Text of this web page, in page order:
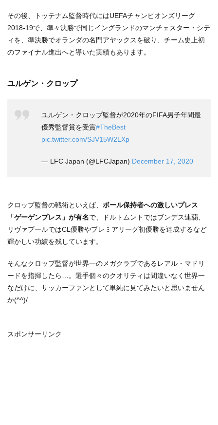
その後、トッテナム監督時代にはUEFAチャンピオンズリーグ
2018-19で、準々決勝で同じイングランドのマンチェスター・シテ
ィを、準決勝でオランダの名門アヤックスを破り、チーム史上初
のファイナル進出へと導いた実績もあります。
ユルゲン・クロップ
ユルゲン・クロップ監督が2020年のFIFA男子年間最
優秀監督賞を受賞#TheBest
pic.twitter.com/SJV15W2LXp
— LFC Japan (@LFCJapan) December 17, 2020
クロップ監督の戦術といえば、 ボール保持者への激しいプレス
「ゲーゲンプレス」が有名で、ドルトムントではブンデス連覇、
リヴァプールではCL優勝やプレミアリーグ初優勝を達成するなど
輝かしい功績を残しています。
そんなクロップ監督が世界一のメガクラブであるレアル・マドリ
ードを指揮したら…。選手個々のクオリティは間違いなく世界一
なだけに、サッカーファンとして単純に見てみたいと思いません
か(^^)/
スポンサーリンク